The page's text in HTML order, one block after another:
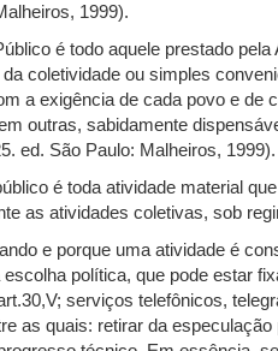
1999).
é todo aquele prestado
coletividade ou simples
a exigência de cada povo e de
outras, sabidamente
ed. São Paulo: Malheiros, 1999).
é toda atividade material
as atividades coletivas, sob
e porque uma atividade é
escolha política, que pode estar
serviços telefônicos,
as quais: retirar da